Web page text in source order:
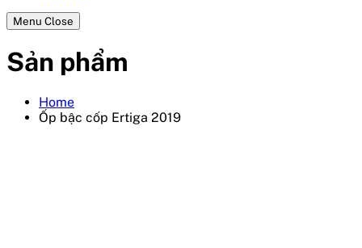
Menu Close
Sản phẩm
Home
Ốp bậc cốp Ertiga 2019